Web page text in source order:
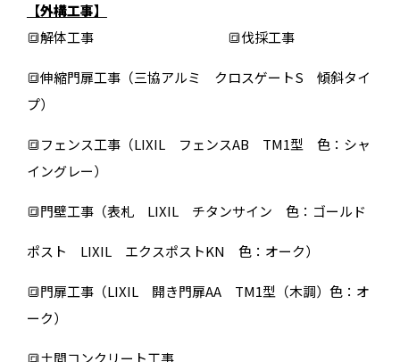
【外構工事】
🔳解体工事 🔳伐採工事
🔳伸縮門扉工事（三協アルミ クロスゲートS 傾斜タイ
プ）
🔳フェンス工事（LIXIL フェンスAB TM1型 色：シャ
イングレー）
🔳門壁工事（表札 LIXIL チタンサイン 色：ゴールド
ポスト LIXIL エクスポストKN 色：オーク）
🔳門扉工事（LIXIL 開き門扉AA TM1型（木調）色：オ
ーク）